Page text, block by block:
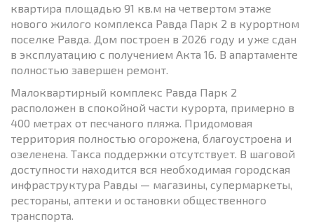
квартира площадью 91 кв.м на четвертом этаже
нового жилого комплекса Равда Парк 2 в курортном
поселке Равда. Дом построен в 2026 году и уже сдан
в эксплуатацию с получением Акта 16. В апартаменте
полностью завершен ремонт.
Малоквартирный комплекс Равда Парк 2
расположен в спокойной части курорта, примерно в
400 метрах от песчаного пляжа. Придомовая
территория полностью огорожена, благоустроена и
озеленена. Такса поддержки отсутствует. В шаговой
доступности находится вся необходимая городская
инфраструктура Равды — магазины, супермаркеты,
рестораны, аптеки и остановки общественного
транспорта.